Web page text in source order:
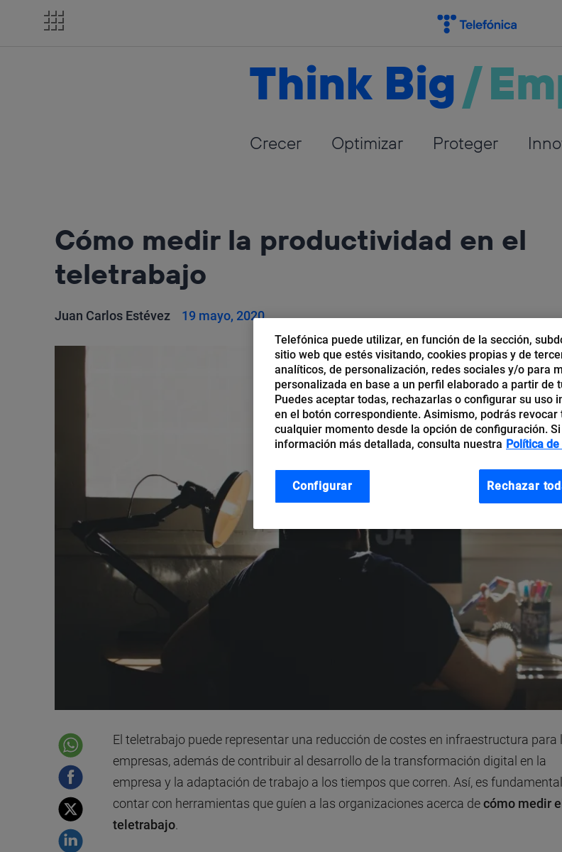
Think Big/
Crecer Optimizar Proteger
Cómo medir la productividad en el
teletrabajo
Juan Carlos Estévez 19 mayo, 2020
El teletrabajo puede representar una reducción de costes en infraestructura para
empresas, además de contribuir al desarrollo de la transformación digital en la
empresa y la adaptación de trabajo a los tiempos que corren. Así, es fundamental
contar con herramientas que guíen a las organizaciones acerca decómo medir el
teletrabajo.
Telefónica puede utilizar, en función de la sección,
sitio web que estés visitando, cookies propias y de
analíticos, de personalización, redes sociales y/o para
personalizada en base a un perfil elaborado a partir de
Puedes aceptar todas, rechazarlas o configurar su uso
en el botón correspondiente. Asimismo, podrás
cualquier momento desde la opción de configuración.
información más detallada, consulta nuestra Política de
Rechazar
Configurar